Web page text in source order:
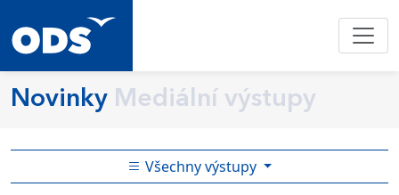
Novinky Mediální výstupy
Všechny výstupy